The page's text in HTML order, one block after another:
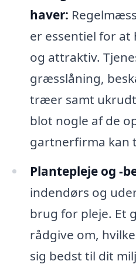
haver:
er essentiel for at
og attraktiv.
græsslåning,
træer samt
blot nogle af de
gartnerfirma kan
Plantepleje og -
indendørs og
brug for pleje. Et
rådgive om,
sig bedst til dit